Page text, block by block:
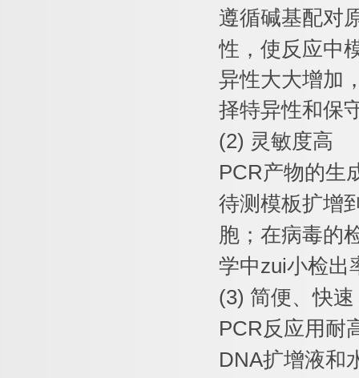
遵循碱基配对
性，使反应中
异性大大增加
择特异性和保
(2) 灵敏度高
PCR产物的生
待测模板扩增
胞；在病毒的
学中zui小检出
(3) 简便、快速
PCR反应用耐
DNA扩增液和